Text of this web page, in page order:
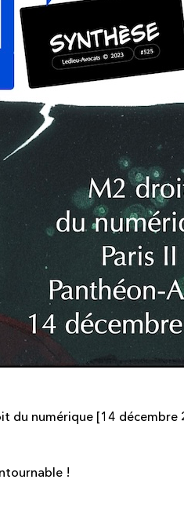
du numérique [14 décembre
!